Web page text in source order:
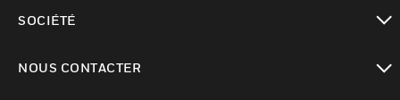
SOCIÉTÉ
NOUS CONTACTER